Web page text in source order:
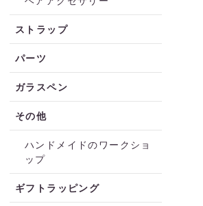
ストラップ
パーツ
ガラスペン
その他
ハンドメイドのワークショ
ップ
ギフトラッピング